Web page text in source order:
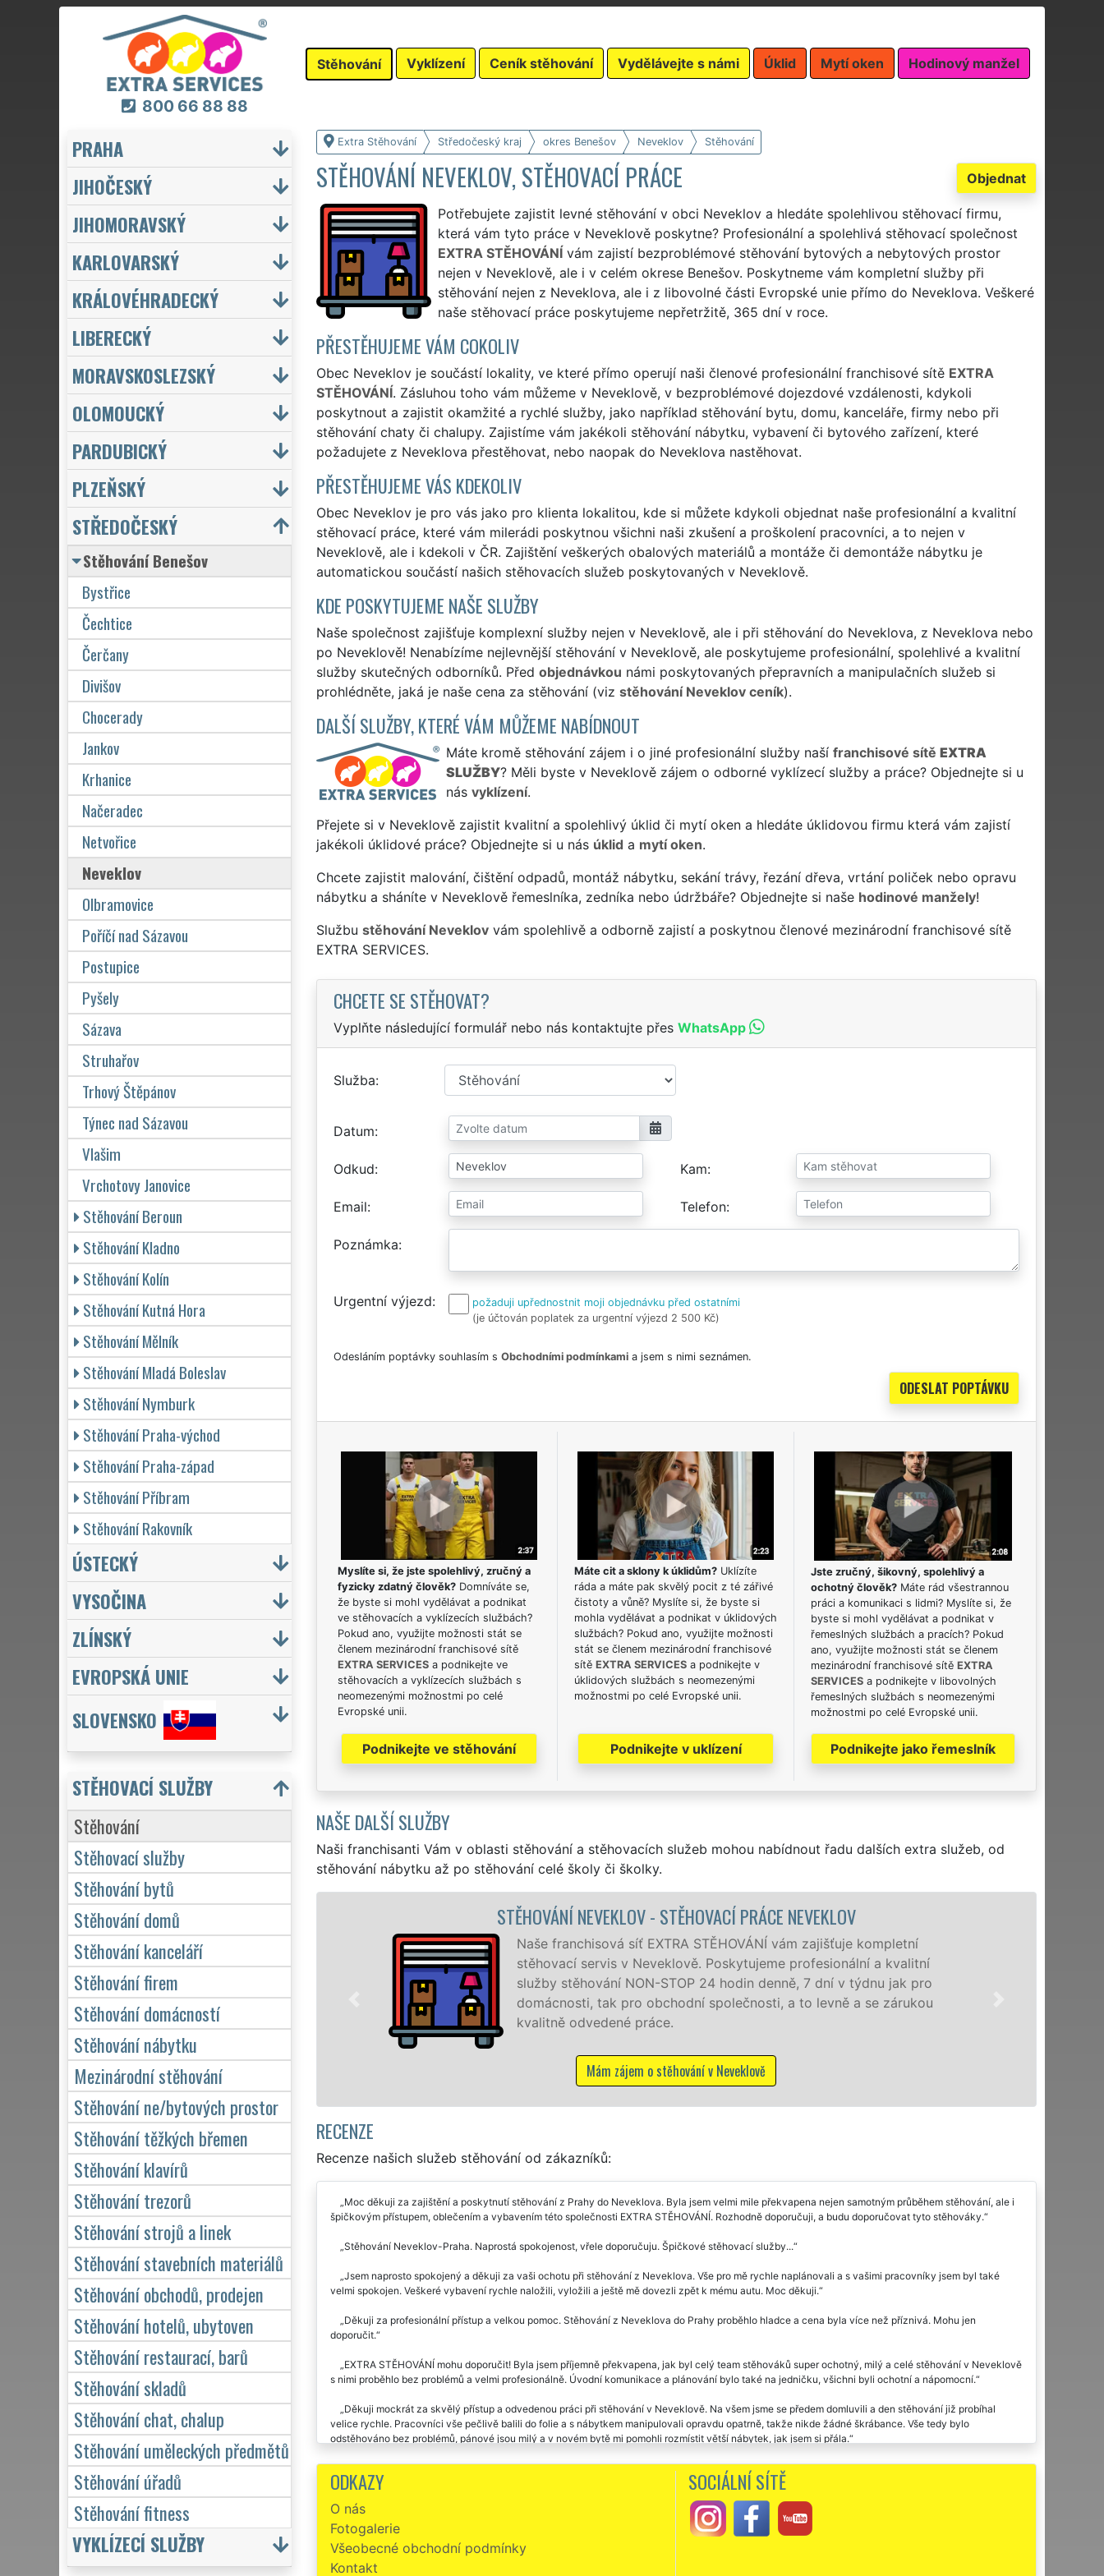
800 66 88 88
Stěhování Vyklízení Ceník stěhování Vydělávejte s námi Úklid Mytí oken Hodinový manžel
Extra Stěhování Středočeský kraj okres Benešov Neveklov Stěhování
Objednat
STĚHOVÁNÍ NEVEKLOV, STĚHOVACÍ PRÁCE
Potřebujete zajistit levné stěhování v obci Neveklov a hledáte spolehlivou stěhovací firmu,
která vám tyto práce v Neveklově poskytne? Profesionální a spolehlivá stěhovací společnost
EXTRA STĚHOVÁNÍvám zajistí bezproblémové stěhování bytových a nebytových prostor
nejen v Neveklově, ale i v celém okrese Benešov. Poskytneme vám kompletní služby při
stěhování nejen z Neveklova, ale i z libovolné části Evropské unie přímo do Neveklova. Veškeré
naše stěhovací práce poskytujeme nepřetržitě, 365 dní v roce.
PŘESTĚHUJEME VÁM COKOLIV
Obec Neveklov je součástí lokality, ve které přímo operují naši členové profesionální franchisové sítě EXTRA
STĚHOVÁNÍ. Zásluhou toho vám můžeme v Neveklově, v bezproblémové dojezdové vzdálenosti, kdykoli
poskytnout a zajistit okamžité a rychlé služby, jako například stěhování bytu, domu, kanceláře, firmy nebo při
stěhování chaty či chalupy. Zajistíme vám jakékoli stěhování nábytku, vybavení či bytového zařízení, které
požadujete z Neveklova přestěhovat, nebo naopak do Neveklova nastěhovat.
PŘESTĚHUJEME VÁS KDEKOLIV
Obec Neveklov je pro vás jako pro klienta lokalitou, kde si můžete kdykoli objednat naše profesionální a kvalitní
stěhovací práce, které vám milerádi poskytnou všichni naši zkušení a proškolení pracovníci, a to nejen v
Neveklově, ale i kdekoli v ČR. Zajištění veškerých obalových materiálů a montáže či demontáže nábytku je
automatickou součástí našich stěhovacích služeb poskytovaných v Neveklově.
KDE POSKYTUJEME NAŠE SLUŽBY
Naše společnost zajišťuje komplexní služby nejen v Neveklově, ale i při stěhování do Neveklova, z Neveklova nebo
po Neveklově! Nenabízíme nejlevnější stěhování v Neveklově, ale poskytujeme profesionální, spolehlivé a kvalitní
služby skutečných odborníků. Před objednávkou námi poskytovaných přepravních a manipulačních služeb si
prohlédněte, jaká je naše cena za stěhování (viz stěhování Neveklov ceník).
DALŠÍ SLUŽBY, KTERÉ VÁM MŮŽEME NABÍDNOUT
Máte kromě stěhování zájem i o jiné profesionální služby naší franchisové sítě EXTRA
SLUŽBY? Měli byste v Neveklově zájem o odborné vyklízecí služby a práce? Objednejte si u
nás vyklízení.
Přejete si v Neveklově zajistit kvalitní a spolehlivý úklid či mytí oken a hledáte úklidovou firmu která vám zajistí
jakékoli úklidové práce? Objednejte si u nás úklid a mytí oken.
Chcete zajistit malování, čištění odpadů, montáž nábytku, sekání trávy, řezání dřeva, vrtání poliček nebo opravu
nábytku a sháníte v Neveklově řemeslníka, zedníka nebo údržbáře? Objednejte si naše hodinové manžely!
Službu stěhování Neveklovvám spolehlivě a odborně zajistí a poskytnou členové mezinárodní franchisové sítě
EXTRA SERVICES.
CHCETE SE STĚHOVAT?
Vyplňte následující formulář nebo nás kontaktujte přes WhatsApp
Služba
Datum
Odkud Kam
Email Telefon
Poznámka
Urgentní výjezd
požaduji upřednostnit moji objednávku před ostatními
(je účtován poplatek za urgentní výjezd 2 500 Kč)
Odesláním poptávky souhlasím s Obchodními podmínkamia jsem s nimi seznámen.
Myslíte si, že jste spolehlivý, zručný a
fyzicky zdatný člověk?Domníváte se,
že byste si mohl vydělávat a podnikat
ve stěhovacích a vyklízecích službách?
Pokud ano, využijte možnosti stát se
členem mezinárodní franchisové sítě
EXTRA SERVICESa podnikejte ve
stěhovacích a vyklízecích službách s
neomezenými možnostmi po celé
Evropské unii.
Podnikejte ve stěhování
Máte cit a sklony k úklidům?Uklízíte
ráda a máte pak skvělý pocit z té zářivé
čistoty a vůně? Myslíte si, že byste si
mohla vydělávat a podnikat v úklidových
službách? Pokud ano, využijte možnosti
stát se členem mezinárodní franchisové
sítě EXTRA SERVICESa podnikejte v
úklidových službách s neomezenými
možnostmi po celé Evropské unii.
Podnikejte v uklízení
Jste zručný, šikovný, spolehlivý a
ochotný člověk? Máte rád všestrannou
práci a komunikaci s lidmi? Myslíte si, že
byste si mohl vydělávat a podnikat v
řemeslných službách a pracích? Pokud
ano, využijte možnosti stát se členem
mezinárodní franchisové sítě EXTRA
SERVICES a podnikejte v libovolných
řemeslných službách s neomezenými
možnostmi po celé Evropské unii.
Podnikejte jako řemeslník
NAŠE DALŠÍ SLUŽBY
Naši franchisanti Vám v oblasti stěhování a stěhovacích služeb mohou nabídnout řadu dalších extra služeb, od
stěhování nábytku až po stěhování celé školy či školky.
STĚHOVÁNÍ NEVEKLOV - STĚHOVACÍ PRÁCE NEVEKLOV
Naše franchisová síť EXTRA STĚHOVÁNÍ vám zajišťuje kompletní
stěhovací servis v Neveklově. Poskytujeme profesionální a kvalitní
služby stěhování NON-STOP 24 hodin denně, 7 dní v týdnu jak pro
domácnosti, tak pro obchodní společnosti, a to levně a se zárukou
kvalitně odvedené práce.
STĚHOVACÍ SLUŽBA NEVEKLOV -
Poskytujeme stěhovací služby
speciální stěhovací technikou.
domácnostem i firmám v
franchisové sítě EXTRA
RECENZE
Recenze našich služeb stěhování od zákazníků:
Moc děkuji za zajištění a poskytnutí stěhování z Prahy do Neveklova. Byla jsem velmi mile překvapena nejen samotným průběhem stěhování, ale i
špičkovým přístupem, oblečením a vybavením této společnosti EXTRA STĚHOVÁNÍ. Rozhodně doporučuji, a budu doporučovat tyto stěhováky.
Stěhování Neveklov-Praha. Naprostá spokojenost, vřele doporučuju. Špičkové stěhovací služby...
Jsem naprosto spokojený a děkuji za vaši ochotu při stěhování z Neveklova. Vše pro mě rychle naplánovali a s vašimi pracovníky jsem byl také
velmi spokojen. Veškeré vybavení rychle naložili, vyložili a ještě mě dovezli zpět k mému autu. Moc děkuji.
Děkuji za profesionální přístup a velkou pomoc. Stěhování z Neveklova do Prahy proběhlo hladce a cena byla více než příznivá. Mohu jen
doporučit.
EXTRA STĚHOVÁNÍ mohu doporučit! Byla jsem příjemně překvapena, jak byl celý team stěhováků super ochotný, milý a celé stěhování v Neveklově
s nimi proběhlo bez problémů a velmi profesionálně. Úvodní komunikace a plánování bylo také na jedničku, všichni byli ochotní a nápomocní.
Děkuji mockrát za skvělý přístup a odvedenou práci při stěhování v Neveklově. Na všem jsme se předem domluvili a den stěhování již probíhal
velice rychle. Pracovníci vše pečlivě balili do folie a s nábytkem manipulovali opravdu opatrně, takže nikde žádné škrábance. Vše tedy bylo
odstěhováno bez problémů, pánové jsou milý a v novém bytě mi pomohli rozmístit větší nábytek, jak jsem si přála.
Již dvakrát jsem se stěhovala s touto společností. Vždy naprostá spokojenost. Ochotní, velmi pracovití, naprosto spolehliví. Skutečně je poznat, že
se jedná o stěhováky profesionály. Jednoznačně doporučuju.
Stěhování z Neveklova. Milí, ochotní vstřícní. Super servis i cena. Děkuji a doporučuji.
Precizní, slušní, milí a velmi ochotní. Skutečně mohu vřele doporučit. Již jsem v Neveklově využila dvakrát stěhovací službu této společnosti EXTRA
STĚHOVÁNÍ. Jejich přístup k práci předčil moje očekávání. Ještě jednou vám touto cestou moc děkuji za stěhování.
ODKAZY
O nás
Fotogalerie
Všeobecné obchodní podmínky
Kontakt
SOCIÁLNÍ SÍTĚ
PRAHA
JIHOČESKÝ
JIHOMORAVSKÝ
KARLOVARSKÝ
KRÁLOVÉHRADECKÝ
LIBERECKÝ
MORAVSKOSLEZSKÝ
OLOMOUCKÝ
PARDUBICKÝ
PLZEŇSKÝ
STŘEDOČESKÝ
Stěhování Benešov
Bystřice
Čechtice
Čerčany
Divišov
Chocerady
Jankov
Krhanice
Načeradec
Netvořice
Neveklov
Olbramovice
Poříčí nad Sázavou
Postupice
Pyšely
Sázava
Struhařov
Trhový Štěpánov
Týnec nad Sázavou
Vlašim
Vrchotovy Janovice
Stěhování Beroun
Stěhování Kladno
Stěhování Kolín
Stěhování Kutná Hora
Stěhování Mělník
Stěhování Mladá Boleslav
Stěhování Nymburk
Stěhování Praha-východ
Stěhování Praha-západ
Stěhování Příbram
Stěhování Rakovník
ÚSTECKÝ
VYSOČINA
ZLÍNSKÝ
EVROPSKÁ UNIE
SLOVENSKO
STĚHOVACÍ SLUŽBY
Stěhování
Stěhovací služby
Stěhování bytů
Stěhování domů
Stěhování kanceláří
Stěhování firem
Stěhování domácností
Stěhování nábytku
Mezinárodní stěhování
Stěhování ne/bytových prostor
Stěhování těžkých břemen
Stěhování klavírů
Stěhování trezorů
Stěhování strojů a linek
Stěhování stavebních materiálů
Stěhování obchodů, prodejen
Stěhování hotelů, ubytoven
Stěhování restaurací, barů
Stěhování skladů
Stěhování chat, chalup
Stěhování uměleckých předmětů
Stěhování úřadů
Stěhování fitness
VYKLÍZECÍ SLUŽBY